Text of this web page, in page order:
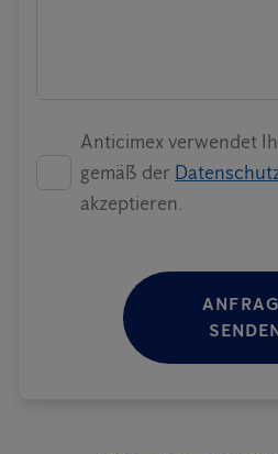
Anticimex verwendet
gemäß der
akzeptieren.